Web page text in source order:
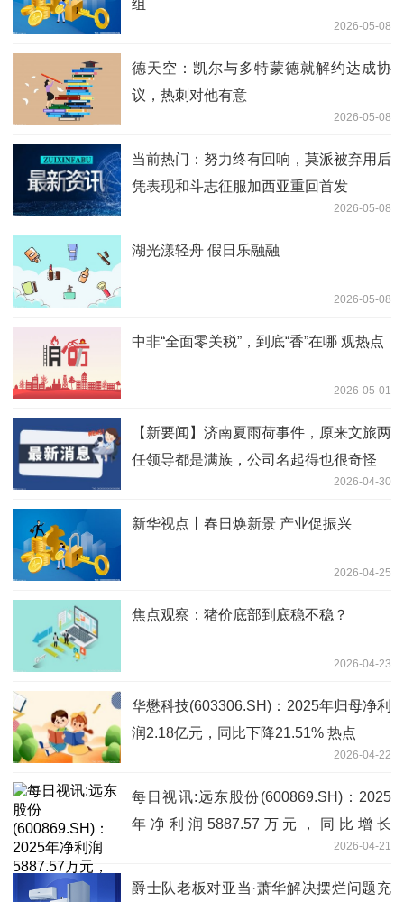
组
2026-05-08
德天空：凯尔与多特蒙德就解约达成协
议，热刺对他有意
2026-05-08
当前热门：努力终有回响，莫派被弃用后
凭表现和斗志征服加西亚重回首发
2026-05-08
湖光漾轻舟 假日乐融融
2026-05-08
中非“全面零关税”，到底“香”在哪 观热点
2026-05-01
【新要闻】济南夏雨荷事件，原来文旅两
任领导都是满族，公司名起得也很奇怪
2026-04-30
新华视点丨春日焕新景 产业促振兴
2026-04-25
焦点观察：猪价底部到底稳不稳？
2026-04-23
华懋科技(603306.SH)：2025年归母净利
润2.18亿元，同比下降21.51% 热点
2026-04-22
每日视讯:远东股份(600869.SH)：2025
年净利润5887.57万元，同比增长
2026-04-21
爵士队老板对亚当·萧华解决摆烂问题充